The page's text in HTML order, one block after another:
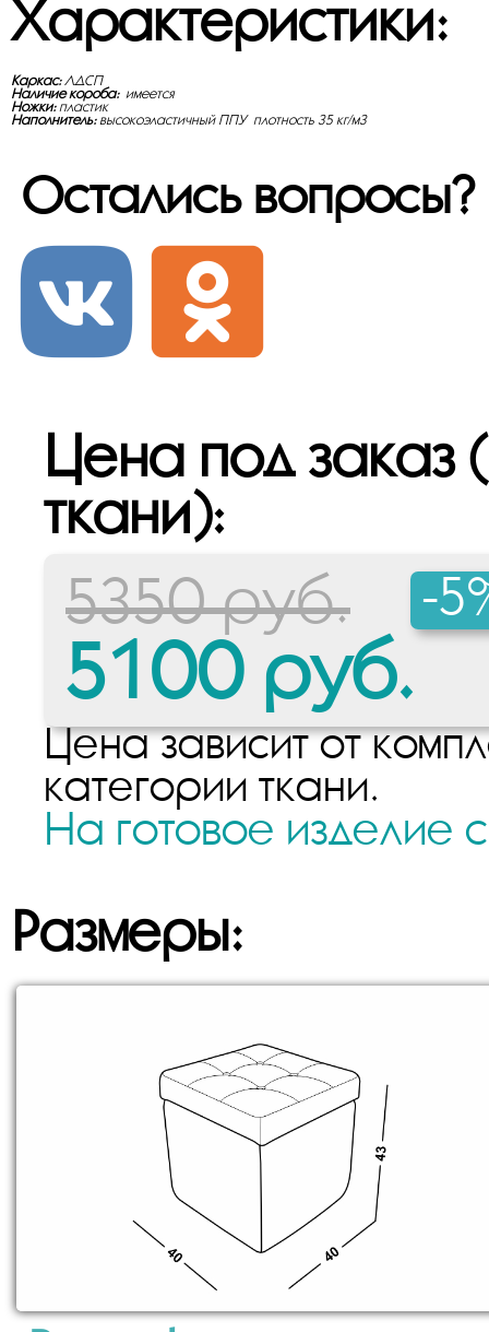
Характеристики:
Каркас:ЛДСП
Наличие короба:
имеется
Ножки:пластик
Наполнитель:высокоэластичный ППУ плотность 35 кг/м3
Остались вопросы?
Цена под заказ
ткани):
5350 руб. -
5100 руб.
Цена зависит от
категории ткани.
На готовое изделие
Размеры: